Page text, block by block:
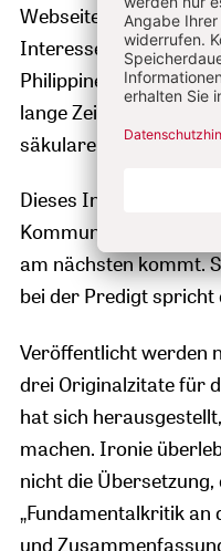
Webseiten die Texte –
Interesse.
Philippinen sagen
lange Zeit diese
säkulare indische
Dieses Interesse hat
Kommunikationsform,
am nächsten kommt.
bei der Predigt spricht
Veröffentlicht werden
drei Originalzitate für
hat sich
machen. Ironie
nicht die
„Fundamentalkritik an
und